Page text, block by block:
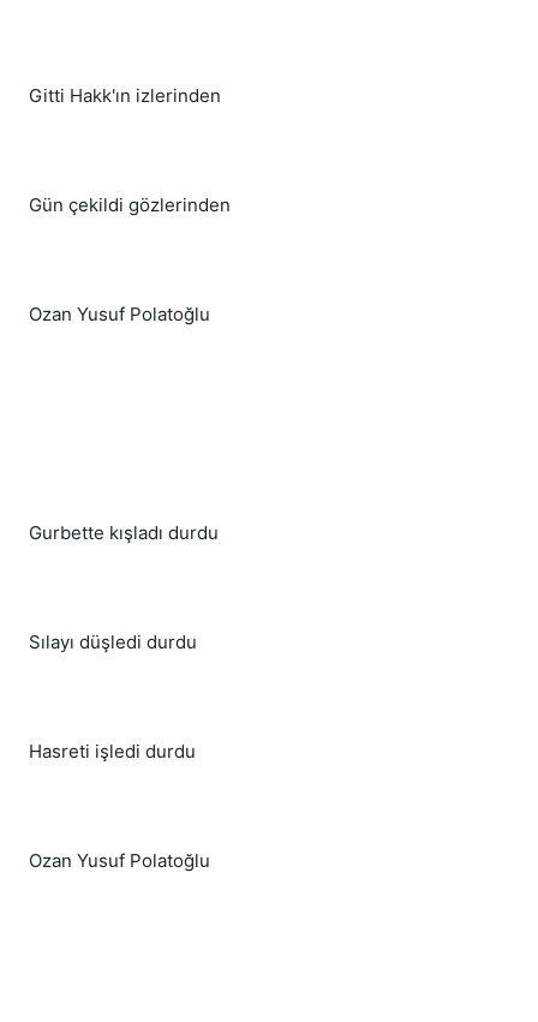
Gitti Hakk'ın izlerinden
Gün çekildi gözlerinden
Ozan Yusuf Polatoğlu
Gurbette kışladı durdu
Sılayı düşledi durdu
Hasreti işledi durdu
Ozan Yusuf Polatoğlu